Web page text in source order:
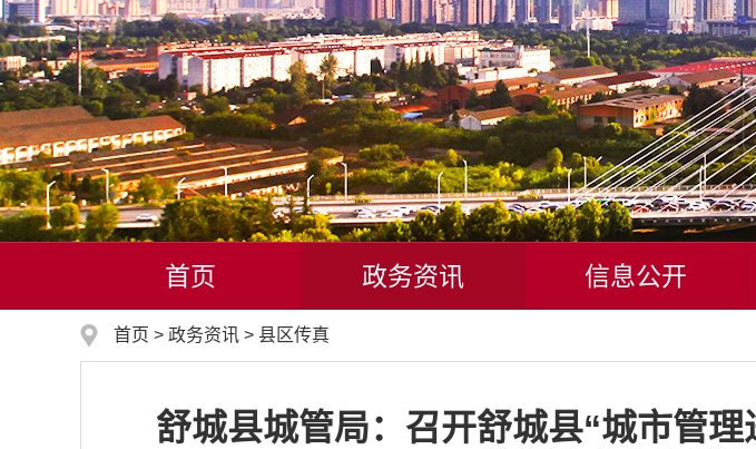
首页 政务资讯 信息公开
首页 > 政务资讯 > 县区传真
舒城县城管局：召开舒城县“城市管